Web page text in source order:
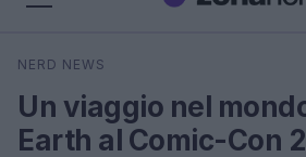
Cerca
NERD NEWS
Un viaggio nel
Earth al Comic-Con